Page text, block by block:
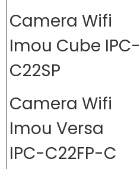
Camera Wifi
Imou Cube IPC-
C22SP
Camera Wifi
Imou Versa
IPC-C22FP-C